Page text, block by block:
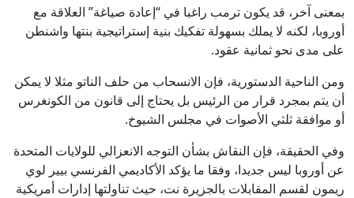
بمعنى آخر، قد يكون ترمب راغبا في “إعادة صياغة” العلاقة مع
أوروبا، لكنه لا يملك بسهولة تفكيك بنية إستراتيجية بنتها واشنطن
على مدى نحو ثمانية عقود.
ومن الناحية الدستورية، فإن الانسحاب من حلف الناتو مثلا لا يمكن
أن يتم بمجرد قرار من الرئيس بل يحتاج إلى قانون من الكونغرس
أو موافقة ثلثي الأصوات في مجلس الشيوخ.
وفي الحقيقة، فإن النقاش بشأن التوجه الانعزالي للولايات المتحدة
عن أوروبا ليس جديدا، وفقا ما يؤكد الأكاديمي الفرنسي بيير لوي
ريمون لقسم المقابلات بالجزيرة نت، حيث تناولتها إدارات أمريكية